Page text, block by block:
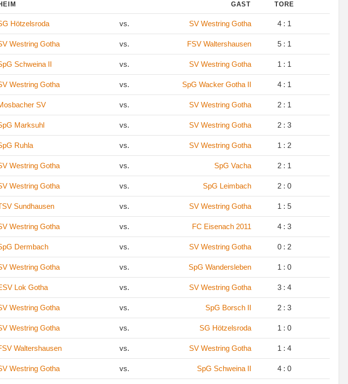
GAST TORE
Hötzelsroda vs. SV Westring Gotha 4 : 1
Westring Gotha vs. FSV Waltershausen 5 : 1
Schweina II vs. SV Westring Gotha 1 : 1
Westring Gotha vs. SpG Wacker Gotha II 4 : 1
SV vs. SV Westring Gotha 2 : 1
Marksuhl vs. SV Westring Gotha 2 : 3
Ruhla vs. SV Westring Gotha 1 : 2
Westring Gotha vs. SpG Vacha 2 : 1
Westring Gotha vs. SpG Leimbach 2 : 0
Sundhausen vs. SV Westring Gotha 1 : 5
Westring Gotha vs. FC Eisenach 2011 4 : 3
Dermbach vs. SV Westring Gotha 0 : 2
Westring Gotha vs. SpG Wandersleben 1 : 0
Lok Gotha vs. SV Westring Gotha 3 : 4
Westring Gotha vs. SpG Borsch II 2 : 3
Westring Gotha vs. SG Hötzelsroda 1 : 0
Waltershausen vs. SV Westring Gotha 1 : 4
Westring Gotha vs. SpG Schweina II 4 : 0